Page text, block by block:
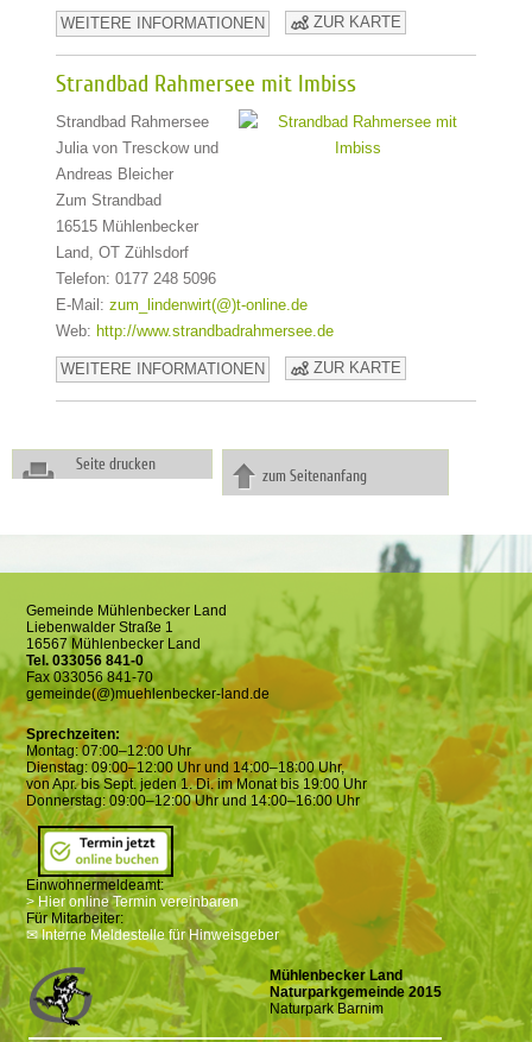
WEITERE INFORMATIONEN ZUR KARTE
Strandbad Rahmersee mit Imbiss
Strandbad Rahmersee
Julia von Tresckow und
Andreas Bleicher
Zum Strandbad
16515 Mühlenbecker
Land, OT Zühlsdorf
Telefon: 0177 248 5096
E-Mail: zum_lindenwirt(@)t-online.de
Web: http://www.strandbadrahmersee.de
WEITERE INFORMATIONEN ZUR KARTE
Seite drucken
zum Seitenanfang
Gemeinde Mühlenbecker Land
Liebenwalder Straße 1
16567 Mühlenbecker Land
Tel. 033056 841-0
Fax 033056 841-70
gemeinde(@)muehlenbecker-land.de
Sprechzeiten:
Montag: 07:00–12:00 Uhr
Dienstag: 09:00–12:00 Uhr und 14:00–18:00 Uhr,
von Apr. bis Sept. jeden 1. Di. im Monat bis 19:00 Uhr
Donnerstag: 09:00–12:00 Uhr und 14:00–16:00 Uhr
Einwohnermeldeamt:
> Hier online Termin vereinbaren
Für Mitarbeiter:
✉ Interne Meldestelle für Hinweisgeber
Mühlenbecker Land
Naturparkgemeinde 2015
Naturpark Barnim